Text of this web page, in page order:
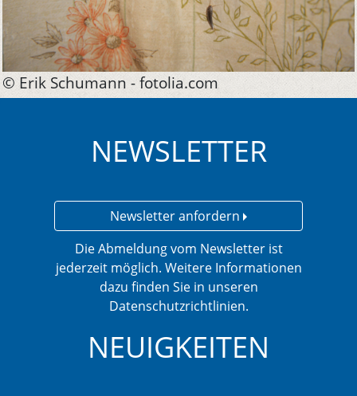
© Erik Schumann - fotolia.com
NEWSLETTER
Newsletter anfordern
Die Abmeldung vom Newsletter ist
jederzeit möglich. Weitere Informationen
dazu finden Sie in unseren
Datenschutzrichtlinien.
NEUIGKEITEN